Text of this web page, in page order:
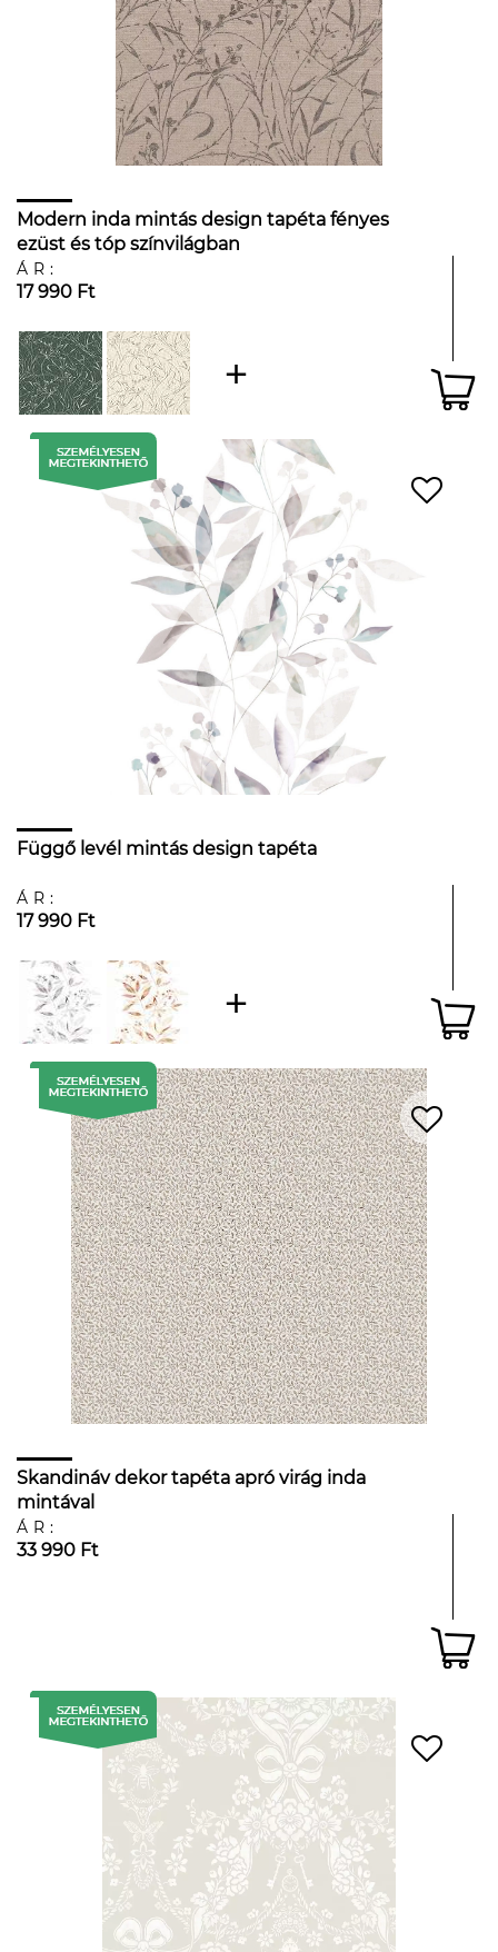
Modern inda mintás design tapéta fényes
ezüst és tóp színvilágban
ÁR:
17 990 Ft
Függő levél mintás design tapéta
ÁR:
17 990 Ft
Skandináv dekor tapéta apró virág inda
mintával
ÁR:
33 990 Ft